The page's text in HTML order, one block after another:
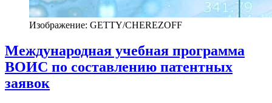
Изображение: GETTY/CHEREZOFF
Международная учебная программа
ВОИС по составлению патентных
заявок